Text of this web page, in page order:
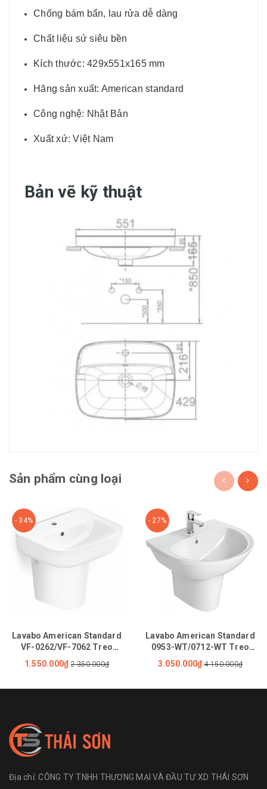
Chống bám bẩn, lau rửa dễ dàng
Chất liệu sứ siêu bền
Kích thước: 429x551x165 mm
Hãng sản xuất: American standard
Công nghệ: Nhật Bản
Xuất xứ: Việt Nam
Bản vẽ kỹ thuật
Sản phẩm cùng loại
- 34%
Lavabo American Standard
VF-0262/VF-7062 Treo
Tường
1.550.000₫ 2.350.000₫
- 27%
Lavabo American Standard
0953-WT/0712-WT Treo
Tường
3.050.000₫ 4.150.000₫
Địa chỉ:CÔNG TY TNHH THƯƠNG MẠI VÀ ĐẦU TƯ XD THÁI SƠN